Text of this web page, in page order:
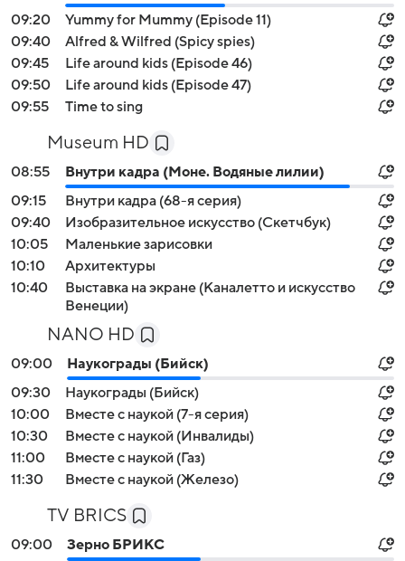
09:20
Yummy for Mummy (Episode 11)
09:40
Alfred & Wilfred (Spicy spies)
09:45
Life around kids (Episode 46)
09:50
Life around kids (Episode 47)
09:55
Time to sing
Museum HD
08:55
Внутри кадра (Моне. Водяные лилии)
09:15
Внутри кадра (68-я серия)
09:40
Изобразительное искусство (Скетчбук)
10:05
Маленькие зарисовки
10:10
Архитектуры
10:40
Выставка на экране (Каналетто и искусство
Венеции)
NANO HD
09:00
Наукограды (Бийск)
09:30
Наукограды (Бийск)
10:00
Вместе с наукой (7-я серия)
10:30
Вместе с наукой (Инвалиды)
11:00
Вместе с наукой (Газ)
11:30
Вместе с наукой (Железо)
TV BRICS
09:00
Зерно БРИКС